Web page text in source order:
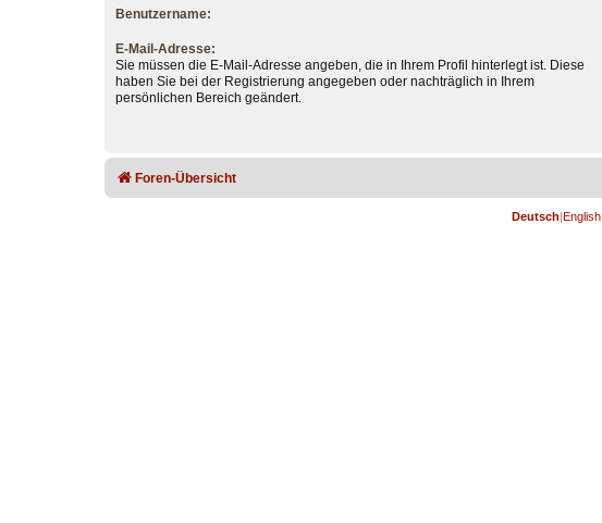
Benutzername:
E-Mail-Adresse:
Sie müssen die E-Mail-Adresse angeben, die in Ihrem Profil hinterlegt ist. Diese
haben Sie bei der Registrierung angegeben oder nachträglich in Ihrem
persönlichen Bereich geändert.
Foren-Übersicht
Deutsch English